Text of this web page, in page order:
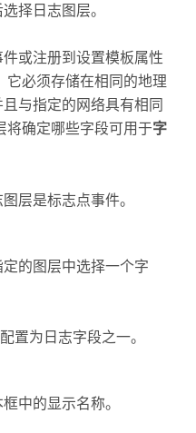
择日志图层。
或注册到设置模板属性
它必须存储在相同的地理
与指定的网络具有相同
将确定哪些字段可用于字
层是标志点事件。
的图层中选择一个字
置为日志字段之一。
中的显示名称。